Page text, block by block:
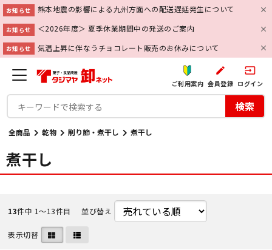
お知らせ 熊本地震の影響による九州方面への配送遅延発生について
お知らせ ＜2026年度＞ 夏季休業期間中の発送のご案内
お知らせ 気温上昇に伴なうチョコレート販売のお休みについて
ご利用案内
create
会員登録
input
ログイン
検索
全商品 乾物 削り節・煮干し 煮干し
煮干し
13件中 1〜13件目 並び替え
表示切替